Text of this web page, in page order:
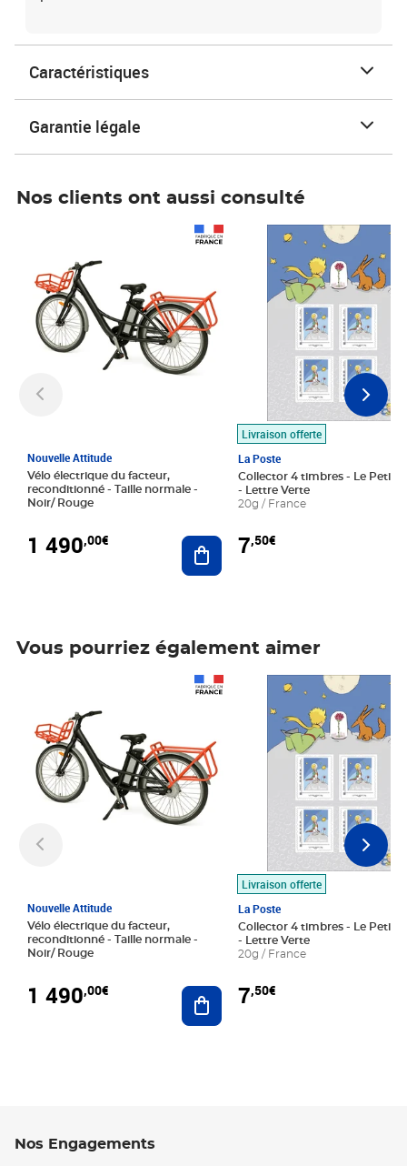
Caractéristiques
Garantie légale
Nos clients ont aussi consulté
Nouvelle Attitude
Vélo électrique du facteur,
reconditionné - Taille normale -
Noir/ Rouge
1 490,00€ Ajouter au panier
Livraison offerte
La Poste
Collector 4 timbres - Le Petit
- Lettre Verte
20g / France
7,50€
Prix 7,50€
Vous pourriez également aimer
Nouvelle Attitude
Vélo électrique du facteur,
reconditionné - Taille normale -
Noir/ Rouge
1 490,00€ Ajouter au panier
Livraison offerte
La Poste
Collector 4 timbres - Le Petit
- Lettre Verte
20g / France
7,50€
Prix 7,50€
Nos Engagements